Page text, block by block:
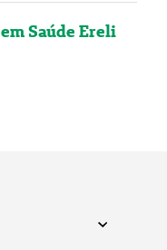
Saúde Ereli